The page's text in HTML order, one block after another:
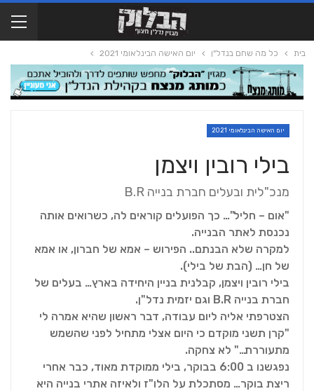
בית כל מה שחם בנדל"ן יום האישה הבינלאומי 2021
יום האישה הבינלאומי 2021
בילי רובין ויצמן
מנכ"לית ובעלים חברת בנייה B.R
"אום – חליל"… כך הפועלים קוראים לה, כשרואים אותה
נכנסת לאתר הבנייה.
למקרה שלא הבנתם.. הפירוש – אמא של חברון, או אמא
של חן… (הבת של בילי).
בילי רובין ויצמן, קבלנית בניין היחידה בארץ… בעלים של
חברת בנייה B.R וגם יזמית נדל"ן.
הצטרפתי אליה ליום עבודה, דבר ראשון שהיא אמרה לי
"קרן תשני מוקדם כי היום אצלי מתחיל לפני שהשמש
מתעוררת…" לא צחקה.
נפגשנו ב 6:00 בבוקר, בילי ממוקדת מאוד, כבר אחרי
ריצת בוקר… מסתכלת על הלו"ז ולאיזה אתרי בנייה היא